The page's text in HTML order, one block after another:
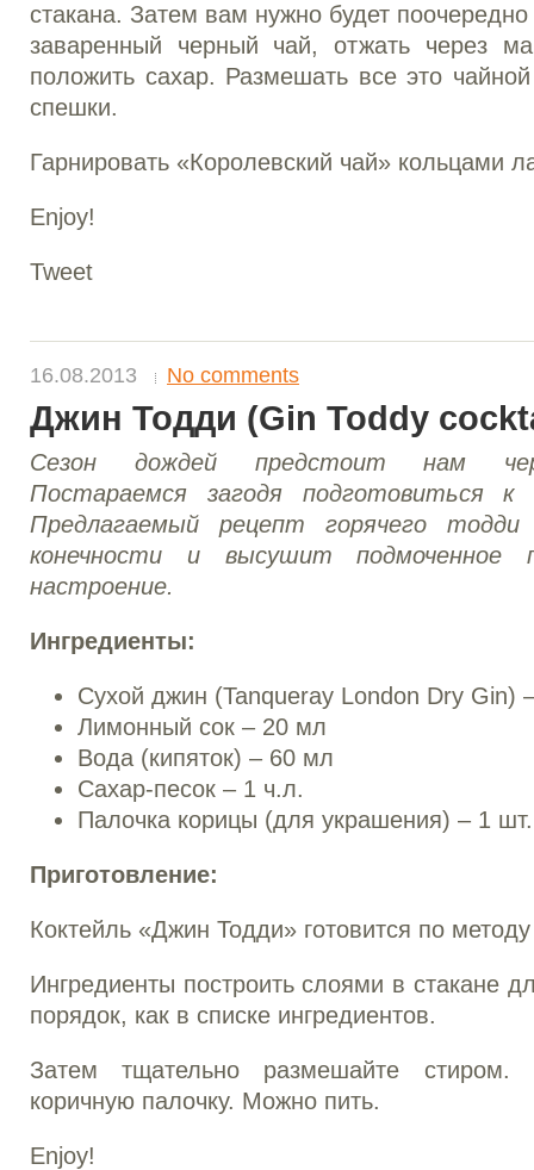
стакана. Затем вам нужно будет
заваренный черный чай, отжать через
положить сахар. Размешать все это
спешки.
Гарнировать «Королевский чай» кольцами
Enjoy!
Tweet
16.08.2013 No comments
Джин Тодди (Gin Toddy
Сезон дождей предстоит нам
Постараемся загодя подготовиться к
Предлагаемый рецепт горячего
конечности и высушит подмоченное
настроение.
Ингредиенты:
Сухой джин (Tanqueray London Dry Gin)
Лимонный сок – 20 мл
Вода (кипяток) – 60 мл
Сахар-песок – 1 ч.л.
Палочка корицы (для украшения) – 1 шт.
Приготовление:
Коктейль «Джин Тодди» готовится по
Ингредиенты построить слоями в стакане
порядок, как в списке ингредиентов.
Затем тщательно размешайте
коричную палочку. Можно пить.
Enjoy!